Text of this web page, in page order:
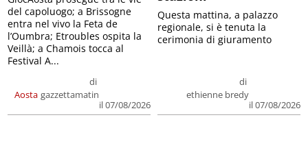
Aosta
di
gazzettamatin
il 07/08/2026
del capoluogo; a Brissogne
entra nel vivo la Feta de
l’Oumbra; Etroubles ospita la
Veillà; a Chamois tocca al
Festival A...
di
ethienne bredy
il 07/08/2026
Questa mattina, a palazzo
regionale, si è tenuta la
cerimonia di giuramento